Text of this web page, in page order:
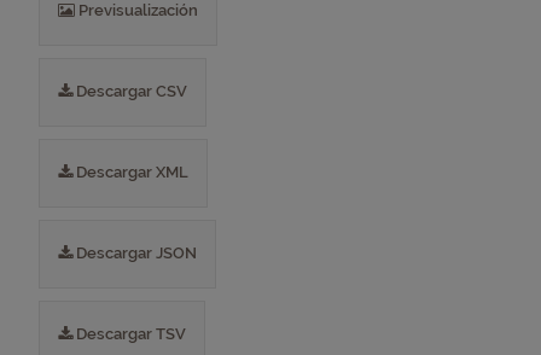
Previsualización
Descargar CSV
Descargar XML
Descargar JSON
Descargar TSV